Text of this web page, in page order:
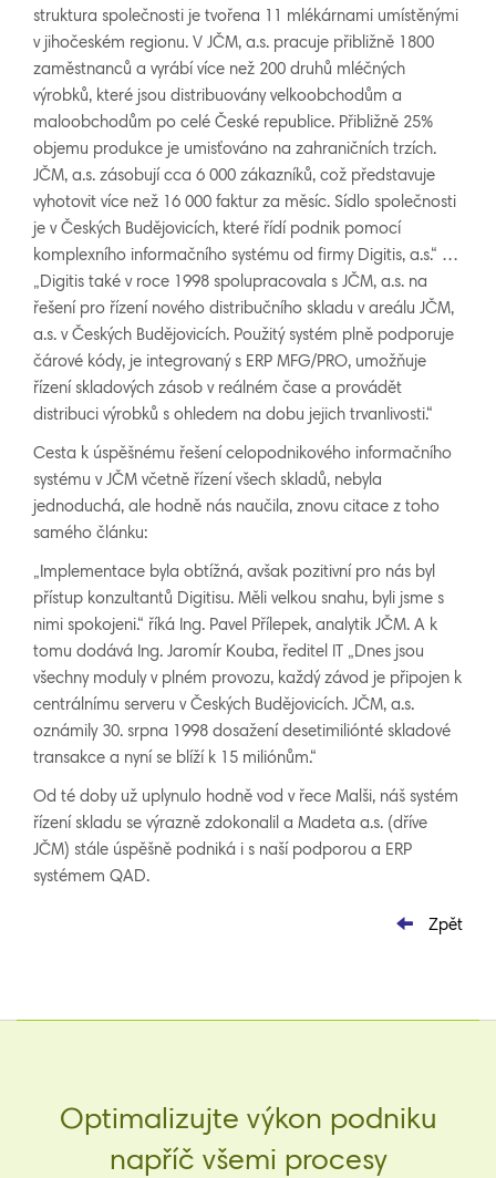
struktura společnosti je tvořena 11 mlékárnami umístěnými
v jihočeském regionu. V JČM, a.s. pracuje přibližně 1800
zaměstnanců a vyrábí více než 200 druhů mléčných
výrobků, které jsou distribuovány velkoobchodům a
maloobchodům po celé České republice. Přibližně 25%
objemu produkce je umisťováno na zahraničních trzích.
JČM, a.s. zásobují cca 6 000 zákazníků, což představuje
vyhotovit více než 16 000 faktur za měsíc. Sídlo společnosti
je v Českých Budějovicích, které řídí podnik pomocí
komplexního informačního systému od firmy Digitis, a.s.“ …
„Digitis také v roce 1998 spolupracovala s JČM, a.s. na
řešení pro řízení nového distribučního skladu v areálu JČM,
a.s. v Českých Budějovicích. Použitý systém plně podporuje
čárové kódy, je integrovaný s ERP MFG/PRO, umožňuje
řízení skladových zásob v reálném čase a provádět
distribuci výrobků s ohledem na dobu jejich trvanlivosti.“
Cesta k úspěšnému řešení celopodnikového informačního
systému v JČM včetně řízení všech skladů, nebyla
jednoduchá, ale hodně nás naučila, znovu citace z toho
samého článku:
„Implementace byla obtížná, avšak pozitivní pro nás byl
přístup konzultantů Digitisu. Měli velkou snahu, byli jsme s
nimi spokojeni.“ říká Ing. Pavel Přílepek, analytik JČM. A k
tomu dodává Ing. Jaromír Kouba, ředitel IT „Dnes jsou
všechny moduly v plném provozu, každý závod je připojen k
centrálnímu serveru v Českých Budějovicích. JČM, a.s.
oznámily 30. srpna 1998 dosažení desetimiliónté skladové
transakce a nyní se blíží k 15 miliónům.“
Od té doby už uplynulo hodně vod v řece Malši, náš systém
řízení skladu se výrazně zdokonalil a Madeta a.s. (dříve
JČM) stále úspěšně podniká i s naší podporou a ERP
systémem QAD.
Zpět
Optimalizujte výkon podniku
napříč všemi procesy